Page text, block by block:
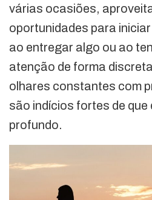
várias ocasiões,
oportunidades para
ao entregar algo ou ao
atenção de forma
olhares constantes com
são indícios fortes de que
profundo.